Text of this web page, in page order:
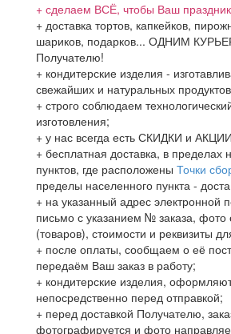
+ сделаем ВСЁ, чтобы Ваш праздник
+ доставка тортов, капкейков,
шариков, подарков... ОДНИМ
Получателю!
+ кондитерские изделия -
свежайших и натуральных
+ строго соблюдаем
изготовления;
+ у нас всегда есть СКИДКИ и
+ бесплатная доставка, в пределах
пунктов, где расположены Точки
пределы населенного пункта -
+ на указанный адрес электронной
письмо с указанием № заказа, фото
(товаров), стоимости и реквизиты
+ после оплаты, сообщаем о её
передаём Ваш заказ в работу;
+ кондитерские изделия,
непосредственно перед отправкой;
+ перед доставкой Получателю,
фотографируется и фото